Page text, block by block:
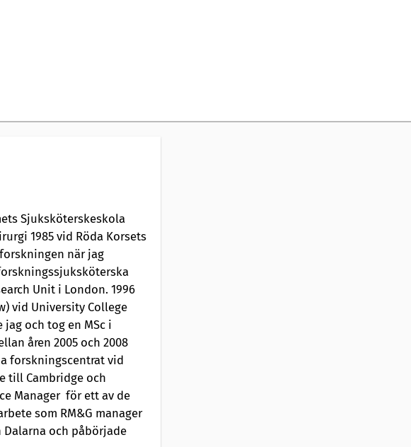
Sjuksköterskeskola
1985 vid Röda Korsets
när jag
Unit i London. 1996
vid University College
och tog en MSc i
åren 2005 och 2008
forskningscentrat vid
till Cambridge och
Manager för ett av de
som RM&G manager
och påbörjade